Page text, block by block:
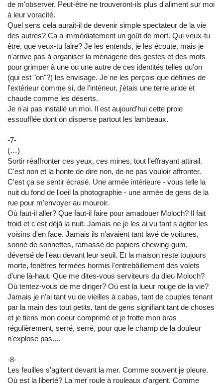
de m'observer. Peut-être ne trouveront-ils plus d'aliment sur moi
à leur voracité.
Quel sens cela aurait-il de devenir simple spectateur de la vie
des autres? Ca a immédiatement un goût de mort. Qui veux-tu
être, que veux-tu faire? Je les entends, je les écoute, mais je
n'arrive pas à organiser la ménagerie des gestes et des mots
pour grimper à une ou une autre de ces identités telles qu'on
(qui est "on"?) les envisage. Je ne les perçois que définies de
l'extérieur comme si, de l'intérieur, j'étais une terre aride et
chaude comme les déserts.
Je n'ai pas installé un moi. Il est aujourd'hui cette proie
essoufflée dont on disperse partout les lambeaux.
-7-
(…)
Sortir réaffronter ces yeux, ces mines, tout l'effrayant attirail.
C'est non et la honte de dire non, de ne pas vouloir affronter.
C'est ça se sentir écrasé. Une armée intérieure - vous telle la
nuit du fond de l'oeil la photographie - une armée de gens de la
rue pour m'envoyer au mouroir.
Où faut-il aller? Que faut-il faire pour amadouer Moloch? Il fait
froid et c'est déjà la nuit. Jamais ne je les ai vu tant s'agiter les
voisins d'en face. Jamais ils n'avaient tant lavé de voitures,
sonné de sonnettes, ramassé de papiers chewing-gum,
déversé de l'eau devant leur seuil. Et la maison reste toujours
morte, fenêtres fermées hormis l'entrebâillement des volets
d'une là-haut. Que me dites-vous serviteurs du dieu Moloch?
Où tentez-vous de me diriger? Où est la lueur rouge de la vie?
Jamais je n'ai tant vu de vieilles à cabas, tant de couples tenant
par la main des tout petits, tant de gens signifiant tant de choses
et je tiens mon coeur comprimé et je frotte mon bras
régulièrement, serré, serré, pour que le champ de la douleur
n'explose pas....
-8-
Les feuilles s'agitent devant la mer. Comme souvent je pleure.
Où est la liberté? La mer roule à rouleaux d'argent. Comme